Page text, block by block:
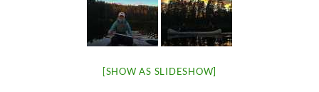
[SHOW AS SLIDESHOW]